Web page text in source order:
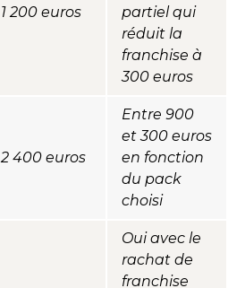
1 200 euros
partiel qui
réduit la
franchise à
300 euros
2 400 euros
Entre 900
et 300 euros
en fonction
du pack
choisi
Oui avec le
rachat de
franchise